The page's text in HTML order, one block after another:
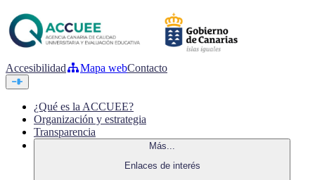
Accesibilidad Mapa webContacto
¿Qué es la ACCUEE?
Organización y estrategia
Transparencia
Más...
Enlaces de interés